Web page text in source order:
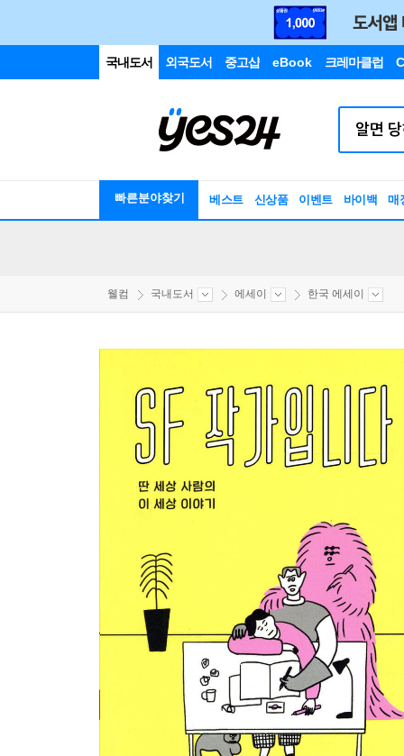
국내도서 외국도서 중고샵 eBook 크레마클럽
빠른분야찾기 베스트 신상품 이벤트 바이백 매
웰컴 국내도서 에세이 한국 에세이